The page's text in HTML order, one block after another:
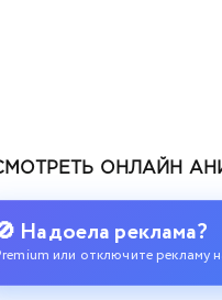
ОНЛАЙН
Надоела реклама?
или отключите рекламу
переродившегося